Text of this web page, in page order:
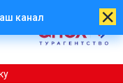
канал